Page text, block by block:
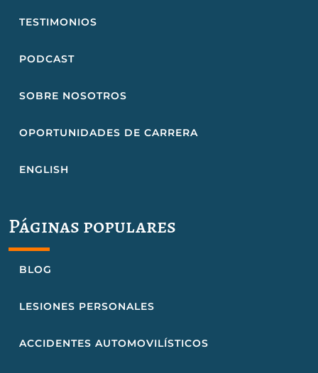
TESTIMONIOS
PODCAST
SOBRE NOSOTROS
OPORTUNIDADES DE CARRERA
ENGLISH
Páginas populares
BLOG
LESIONES PERSONALES
ACCIDENTES AUTOMOVILÍSTICOS